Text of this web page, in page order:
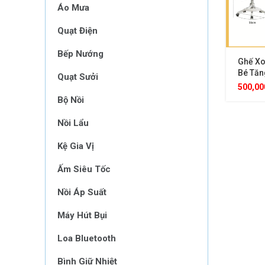
Áo Mưa
Quạt Điện
Bếp Nướng
Quạt Sưởi
Bộ Nồi
Nồi Lẩu
Kệ Gia Vị
Ấm Siêu Tốc
Nồi Áp Suất
Máy Hút Bụi
Loa Bluetooth
Bình Giữ Nhiệt
Ghế
Bé
Điều